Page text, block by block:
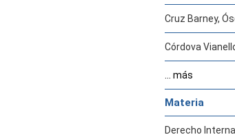
Cruz Barney,
Córdova
... más
Materia
Derecho